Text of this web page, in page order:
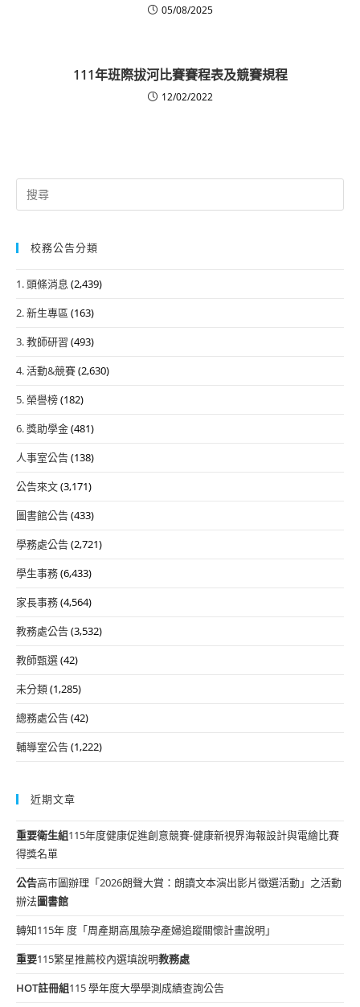
05/08/2025
111年班際拔河比賽賽程表及競賽規程
12/02/2022
Search
for:
校務公告分類
1. 頭條消息 (2,439)
2. 新生專區 (163)
3. 教師研習 (493)
4. 活動&競賽(2,630)
5. 榮譽榜(182)
6. 獎助學金(481)
人事室公告(138)
公告來文(3,171)
圖書館公告(433)
學務處公告(2,721)
學生事務(6,433)
家長事務(4,564)
教務處公告(3,532)
教師甄選(42)
未分類(1,285)
總務處公告(42)
輔導室公告(1,222)
近期文章
重要衛生組115年度健康促進創意競賽-健康新視界海報設計與電繪比賽
得獎名單
公告高市圖辦理「2026朗聲大賞：朗讀文本演出影片徵選活動」之活動
辦法圖書館
轉知115年 度「周產期高風險孕產婦追蹤關懷計畫說明」
重要115繁星推薦校內選填說明教務處
HOT註冊組115 學年度大學學測成績查詢公告